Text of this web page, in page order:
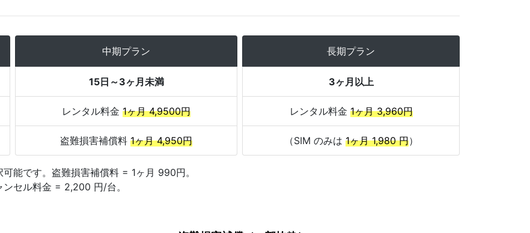
中期プラン
15日～3ヶ月未満
レンタル料金 1ヶ月 4,9500円
盗難損害補償料 1ヶ月 4,950円
長期プラン
3ヶ月以上
レンタル料金 1ヶ月 3,960円
（SIM のみは 1ヶ月 1,980 円）
能です。盗難損害補償料 = 1ヶ月 990円。
セル料金 = 2,200 円/台。